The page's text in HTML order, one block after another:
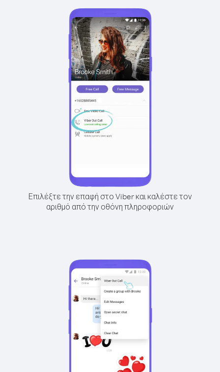
Επιλέξτε την επαφή στο Viber και καλέστε τον
αριθμό από την οθόνη πληροφοριών